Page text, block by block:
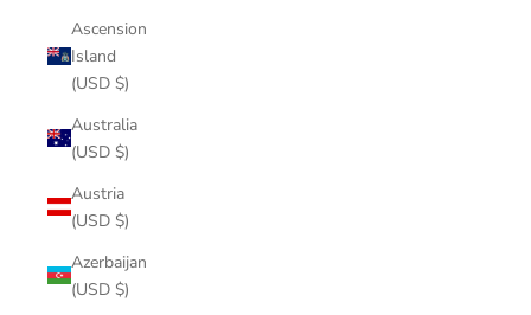
Ascension
Island
(USD $)
Australia
(USD $)
Austria
(USD $)
Azerbaijan
(USD $)